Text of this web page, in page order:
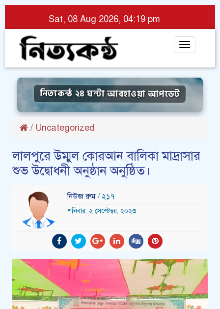
Sat, 08 Aug 2026, 04:19 pm
Toggle
নিত্যকন্ঠ ২৪ ঘন্টা আবহাওয়া আপডেট
/ Uncategorized
লালপুরে উম্মুল কোরআন বালিকা মাদ্রাসার
শুভ উদ্বোধনী অনুষ্ঠান অনুষ্ঠিত।
নিউজ রুম / ২১৭
শনিবার, ২ সেপ্টেম্বর, ২০২৩